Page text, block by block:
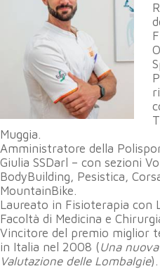
Muggia.
Amministratore della
Giulia SSDarl – con sezioni
BodyBuilding, Pesistica,
MountainBike.
Laureato in Fisioterapia con
Facoltà di Medicina e
Vincitore del premio miglior
in Italia nel 2008 (Una
Valutazione delle Lombalgie).